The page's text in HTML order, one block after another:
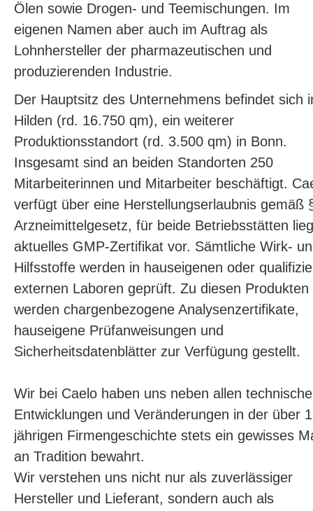
Ölen sowie Drogen- und Teemischungen. Im
eigenen Namen aber auch im Auftrag als
Lohnhersteller der pharmazeutischen und
produzierenden Industrie.
Der Hauptsitz des Unternehmens befindet sich
Hilden (rd. 16.750 qm), ein weiterer
Produktionsstandort (rd. 3.500 qm) in Bonn.
Insgesamt sind an beiden Standorten 250
Mitarbeiterinnen und Mitarbeiter beschäftigt.
verfügt über eine Herstellungserlaubnis gemäß
Arzneimittelgesetz, für beide Betriebsstätten
aktuelles GMP-Zertifikat vor. Sämtliche Wirk-
Hilfsstoffe werden in hauseigenen oder
externen Laboren geprüft. Zu diesen Produkten
werden chargenbezogene Analysenzertifikate,
hauseigene Prüfanweisungen und
Sicherheitsdatenblätter zur Verfügung gestellt.
Wir bei Caelo haben uns neben allen
Entwicklungen und Veränderungen in der über
jährigen Firmengeschichte stets ein gewisses
an Tradition bewahrt.
Wir verstehen uns nicht nur als zuverlässiger
Hersteller und Lieferant, sondern auch als